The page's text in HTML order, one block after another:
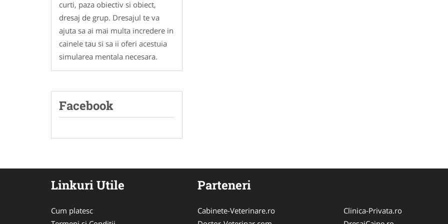
curti, paza obiectiv si obiect,
dresaj de grup. Dresajul te va
ajuta sa ai mai multa incredere in
cainele tau si sa ii oferi acestuia
simularea mentala necesara.
Facebook
Linkuri Utile
Cum platesc
Parteneri
Cabinete-Veterinare.ro
Clinica-Privata.ro